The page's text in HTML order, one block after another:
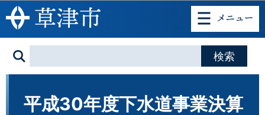
このページの本文へ移動
平成30年度下水道事業決算